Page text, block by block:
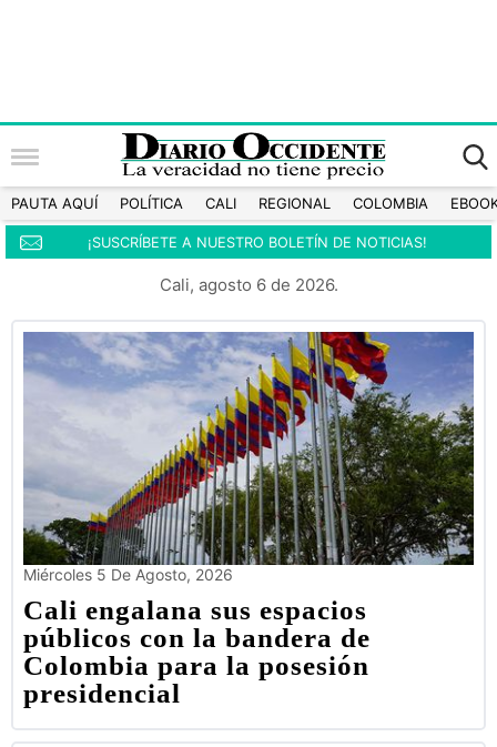
PAUTA AQUÍ POLÍTICA CALI REGIONAL COLOMBIA
¡SUSCRÍBETE A NUESTRO BOLETÍN DE NOTICIAS!
Cali, agosto 6 de 2026.
Miércoles 5 De Agosto, 2026
Cali engalana sus espacios
públicos con la bandera de
Colombia para la posesión
presidencial